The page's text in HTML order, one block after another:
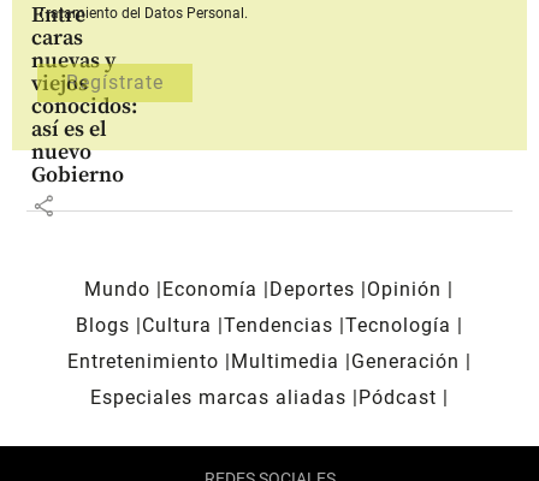
Entre
caras
nuevas y
viejos
conocidos:
así es el
nuevo
Gobierno
share
Tratamiento del Datos Personal.
Mundo Economía Deportes
Opinión
Blogs
Cultura Tendencias Tecnología
Entretenimiento
Multimedia
Generación
Especiales marcas aliadas
Pódcast